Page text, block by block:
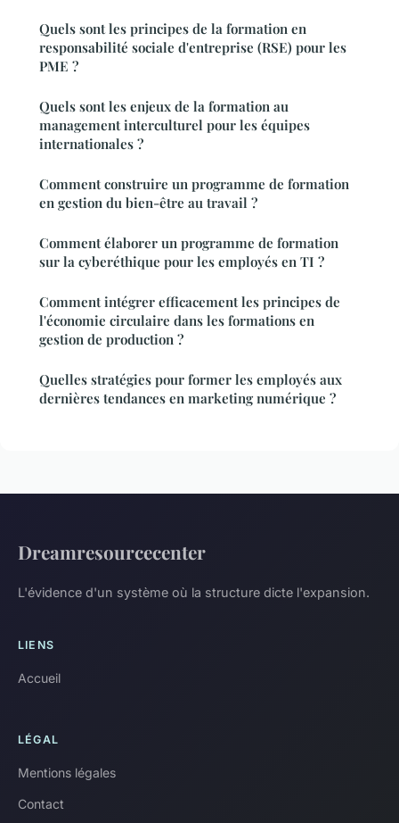
Quels sont les principes de la formation en
responsabilité sociale d'entreprise (RSE) pour les
PME ?
Quels sont les enjeux de la formation au
management interculturel pour les équipes
internationales ?
Comment construire un programme de formation
en gestion du bien-être au travail ?
Comment élaborer un programme de formation
sur la cyberéthique pour les employés en TI ?
Comment intégrer efficacement les principes de
l'économie circulaire dans les formations en
gestion de production ?
Quelles stratégies pour former les employés aux
dernières tendances en marketing numérique ?
Dreamresourcecenter
L'évidence d'un système où la structure dicte l'expansion.
LIENS
Accueil
LÉGAL
Mentions légales
Contact